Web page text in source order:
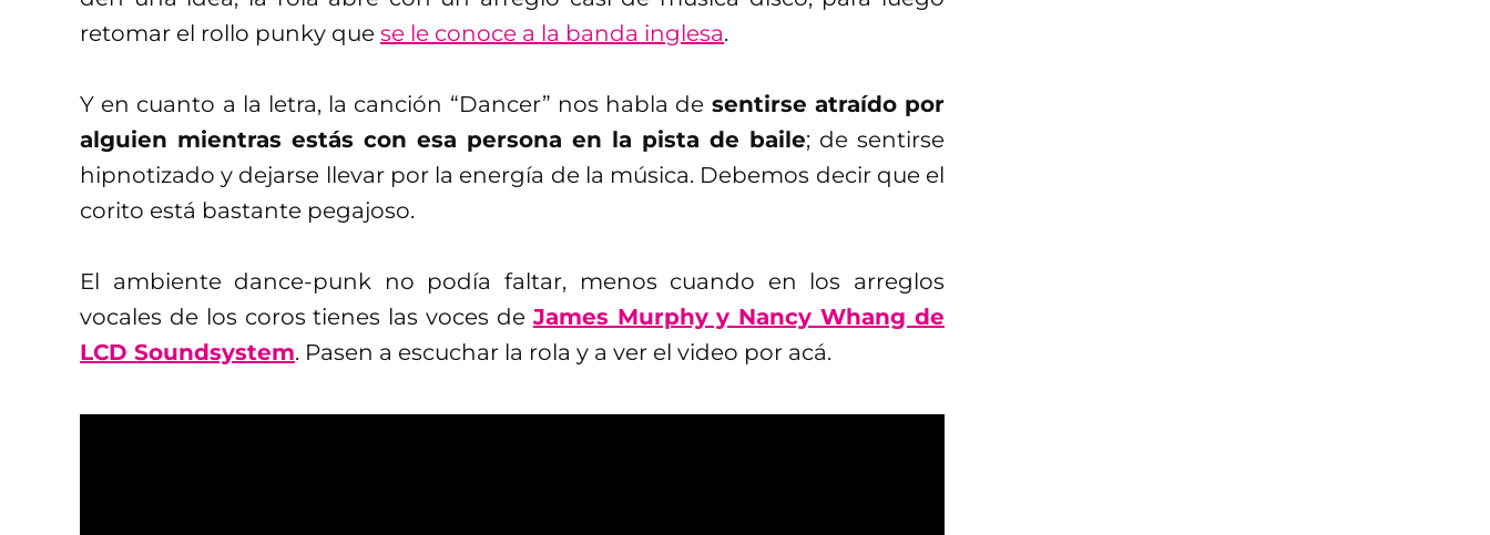
retomar el rollo punky que se le conoce a la banda inglesa.
Y en cuanto a la letra, la canción “Dancer” nos habla de sentirse atraído por
alguien mientras estás con esa persona en la pista de baile; de sentirse
hipnotizado y dejarse llevar por la energía de la música. Debemos decir que el
corito está bastante pegajoso.
El ambiente dance-punk no podía faltar, menos cuando en los arreglos
vocales de los coros tienes las voces deJames Murphy y Nancy Whang de
LCD Soundsystem. Pasen a escuchar la rola y a ver el video por acá.